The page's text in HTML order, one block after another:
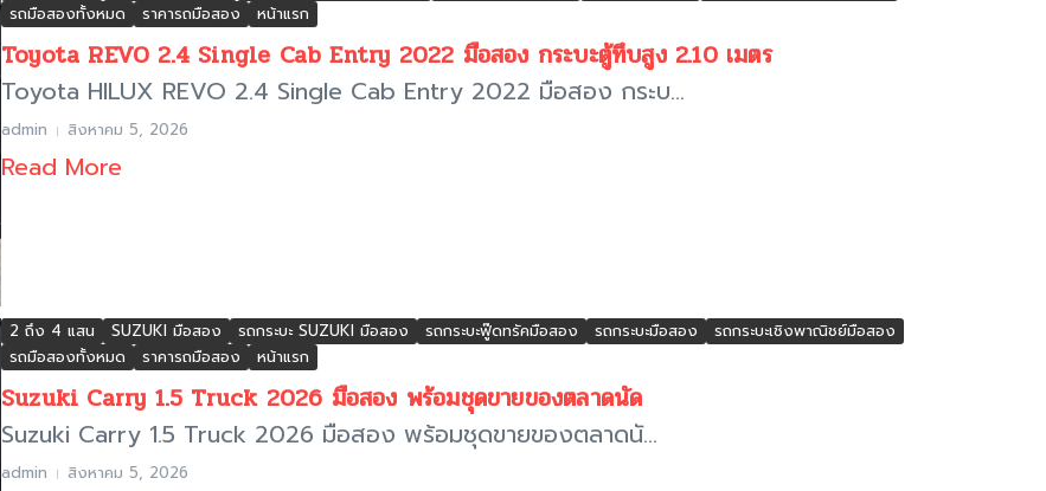
รถมือสองทั้งหมด
ราคารถมือสอง หน้าแรก
Toyota REVO 2.4 Single Cab Entry 2022 มือสอง กระบะตู้ทึบสูง 2.10 เมตร
Toyota HILUX REVO 2.4 Single Cab Entry 2022 มือสอง กระบ...
admin สิงหาคม 5, 2026
Read More
2 ถึง 4 แสน SUZUKI มือสอง รถกระบะ SUZUKI มือสอง รถกระบะฟู๊ดทรัคมือสอง รถกระบะมือสอง
รถกระบะเชิงพาณิชย์มือสอง
รถมือสองทั้งหมด
ราคารถมือสอง หน้าแรก
Suzuki Carry 1.5 Truck 2026 มือสอง พร้อมชุดขายของตลาดนัด
Suzuki Carry 1.5 Truck 2026 มือสอง พร้อมชุดขายของตลาดนั...
admin สิงหาคม 5, 2026